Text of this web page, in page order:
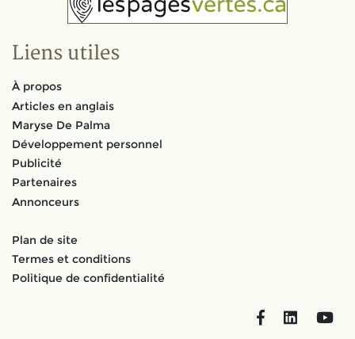
Liens utiles
À propos
Articles en anglais
Maryse De Palma
Développement personnel
Publicité
Partenaires
Annonceurs
Plan de site
Termes et conditions
Politique de confidentialité
FacebookLinkedIn